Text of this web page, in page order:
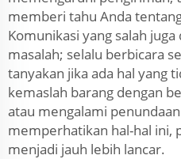
memberi tahu Anda
Komunikasi yang salah
masalah; selalu berbicara
tanyakan jika ada hal yang
kemaslah barang dengan
atau mengalami
memperhatikan hal-hal ini,
menjadi jauh lebih lancar.